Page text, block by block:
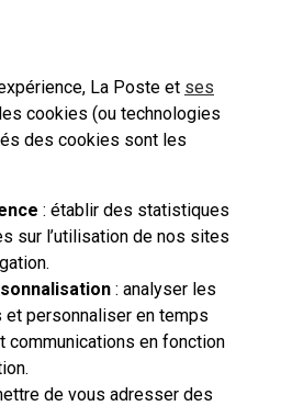
La Poste et ses
cookies (ou technologies
des cookies sont les
: établir des statistiques
sur l’utilisation de nos sites
: analyser les
et personnaliser en temps
communications en fonction
de vous adresser des